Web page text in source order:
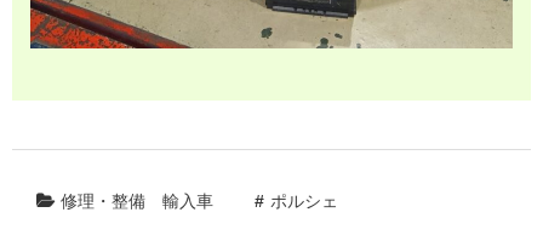
修理・整備 輸入車 ポルシェ